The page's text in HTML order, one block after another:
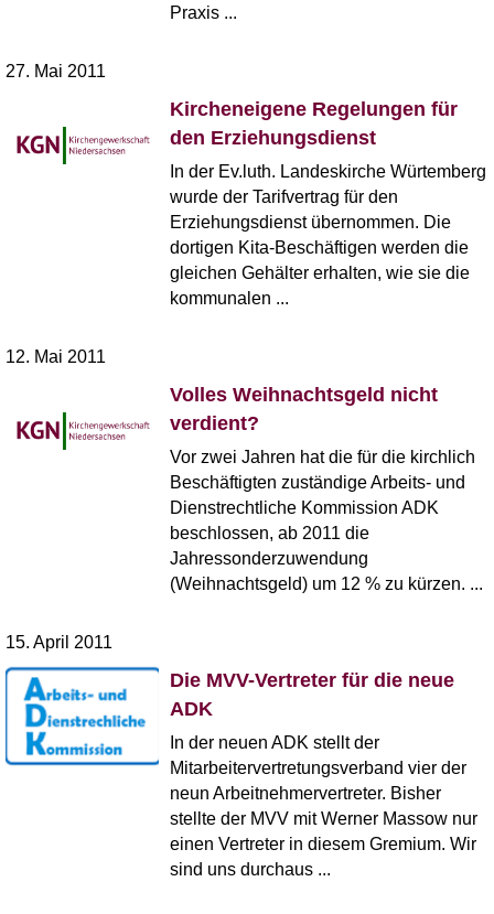
Praxis ...
27. Mai 2011
Kircheneigene Regelungen für
den Erziehungsdienst
In der Ev.luth. Landeskirche Würtemberg
wurde der Tarifvertrag für den
Erziehungsdienst übernommen. Die
dortigen Kita-Beschäftigen werden die
gleichen Gehälter erhalten, wie sie die
kommunalen ...
12. Mai 2011
Volles Weihnachtsgeld nicht
verdient?
Vor zwei Jahren hat die für die kirchlich
Beschäftigten zuständige Arbeits- und
Dienstrechtliche Kommission ADK
beschlossen, ab 2011 die
Jahressonderzuwendung
(Weihnachtsgeld) um 12 % zu kürzen. ...
15. April 2011
Die MVV-Vertreter für die neue
ADK
In der neuen ADK stellt der
Mitarbeitervertretungsverband vier der
neun Arbeitnehmervertreter. Bisher
stellte der MVV mit Werner Massow nur
einen Vertreter in diesem Gremium. Wir
sind uns durchaus ...